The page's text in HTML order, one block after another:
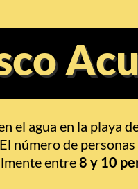
el agua en la playa
número de
entre8 y 10